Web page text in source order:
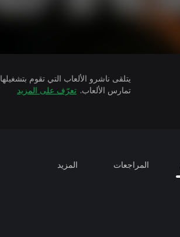
تمارس الألعاب. تعرّف على المزيد
المراجعات المزيد